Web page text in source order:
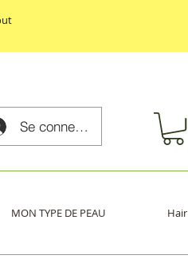
Se connecter
MON TYPE DE PEAU Hair